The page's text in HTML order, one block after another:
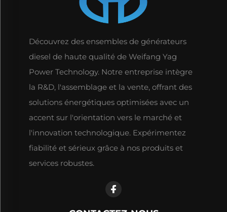
Découvrez des ensembles de générateurs
diesel de haute qualité de Weifang Yag
Power Technology. Notre entreprise intègre
la R&D, l'assemblage et la vente, offrant des
solutions énergétiques optimisées avec un
accent sur l'orientation vers le marché et
l'innovation technologique. Expérimentez
fiabilité et sérieux grâce à nos produits et
services robustes.